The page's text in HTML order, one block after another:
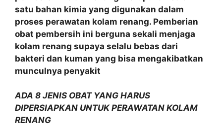
satu bahan kimia yang digunakan dalam
proses perawatan kolam renang. Pemberian
obat pembersih ini berguna sekali menjaga
kolam renang supaya selalu bebas dari
bakteri dan kuman yang bisa mengakibatkan
munculnya penyakit
ADA 8 JENIS OBAT YANG HARUS
DIPERSIAPKAN UNTUK PERAWATAN KOLAM
RENANG